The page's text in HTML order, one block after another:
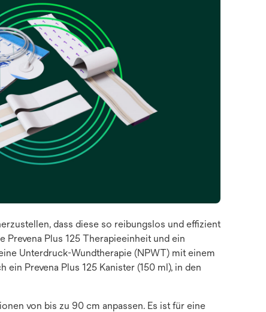
dass diese so reibungslos und effizient
Plus 125 Therapieeinheit und ein
Unterdruck-Wundtherapie (NPWT) mit einem
Prevena Plus 125 Kanister (150 ml), in den
von bis zu 90 cm anpassen. Es ist für eine